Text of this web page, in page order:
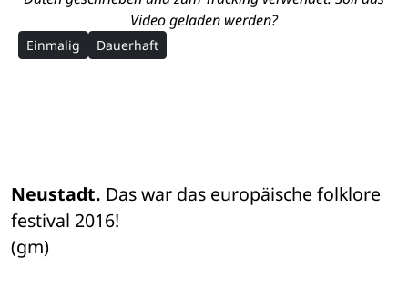
Video geladen werden?
Einmalig Dauerhaft
Neustadt. Das war das europäische folklore
festival 2016!
(gm)